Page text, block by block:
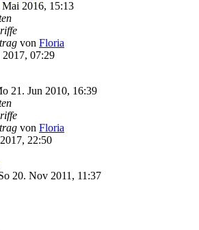
2016, 15:13
von Floria
2017, 07:29
21. Jun 2010, 16:39
von Floria
22:50
20. Nov 2011, 11:37